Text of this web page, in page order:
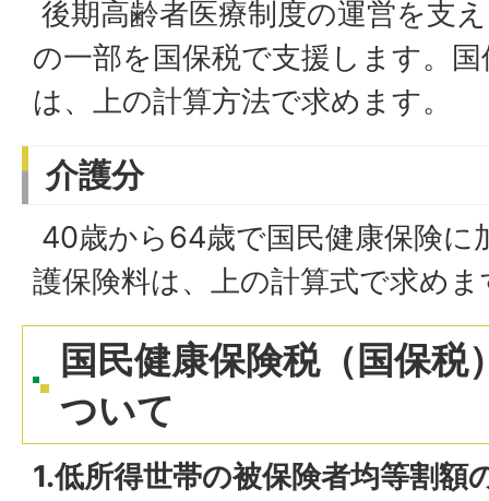
後期高齢者医療制度の運営を支
の一部を国保税で支援します。
は、上の計算方法で求めます。
介護分
40歳から64歳で国民健康保険に
護保険料は、上の計算式で求めま
国民健康保険税（国保税
ついて
1.低所得世帯の被保険者均等割額